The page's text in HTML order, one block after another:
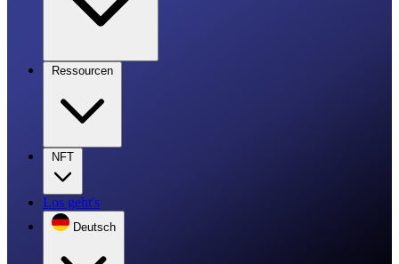
Ressourcen
NFT
Los geht's
Deutsch